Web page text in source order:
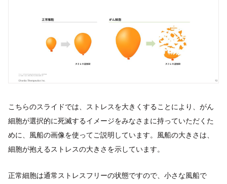
こちらのスライドでは、ストレスを大きくすることにより、がん
細胞が選択的に死滅するイメージをみなさまに持っていただくた
めに、風船の画像を使ってご説明しています。風船の大きさは、
細胞が抱えるストレスの大きさを示しています。
正常細胞は通常ストレスフリーの状態ですので、小さな風船で